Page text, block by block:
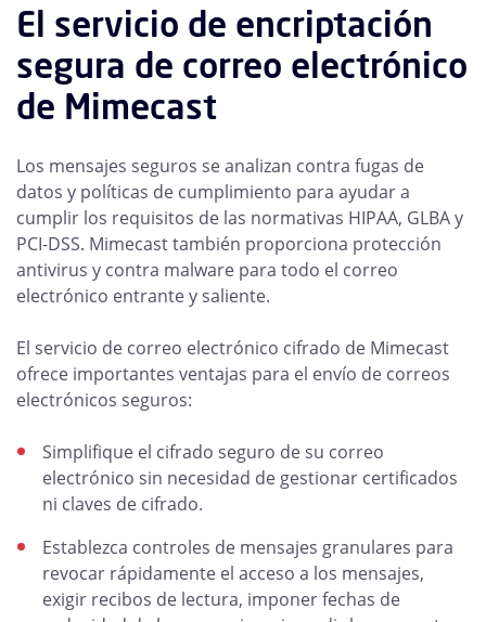
El servicio de encriptación
segura de correo electrónico
de Mimecast
Los mensajes seguros se analizan contra fugas de
datos y políticas de cumplimiento para ayudar a
cumplir los requisitos de las normativas HIPAA, GLBA y
PCI-DSS. Mimecast también proporciona protección
antivirus y contra malware para todo el correo
electrónico entrante y saliente.
El servicio de correo electrónico cifrado de Mimecast
ofrece importantes ventajas para el envío de correos
electrónicos seguros:
Simplifique el cifrado seguro de su correo
electrónico sin necesidad de gestionar certificados
ni claves de cifrado.
Establezca controles de mensajes granulares para
revocar rápidamente el acceso a los mensajes,
exigir recibos de lectura, imponer fechas de